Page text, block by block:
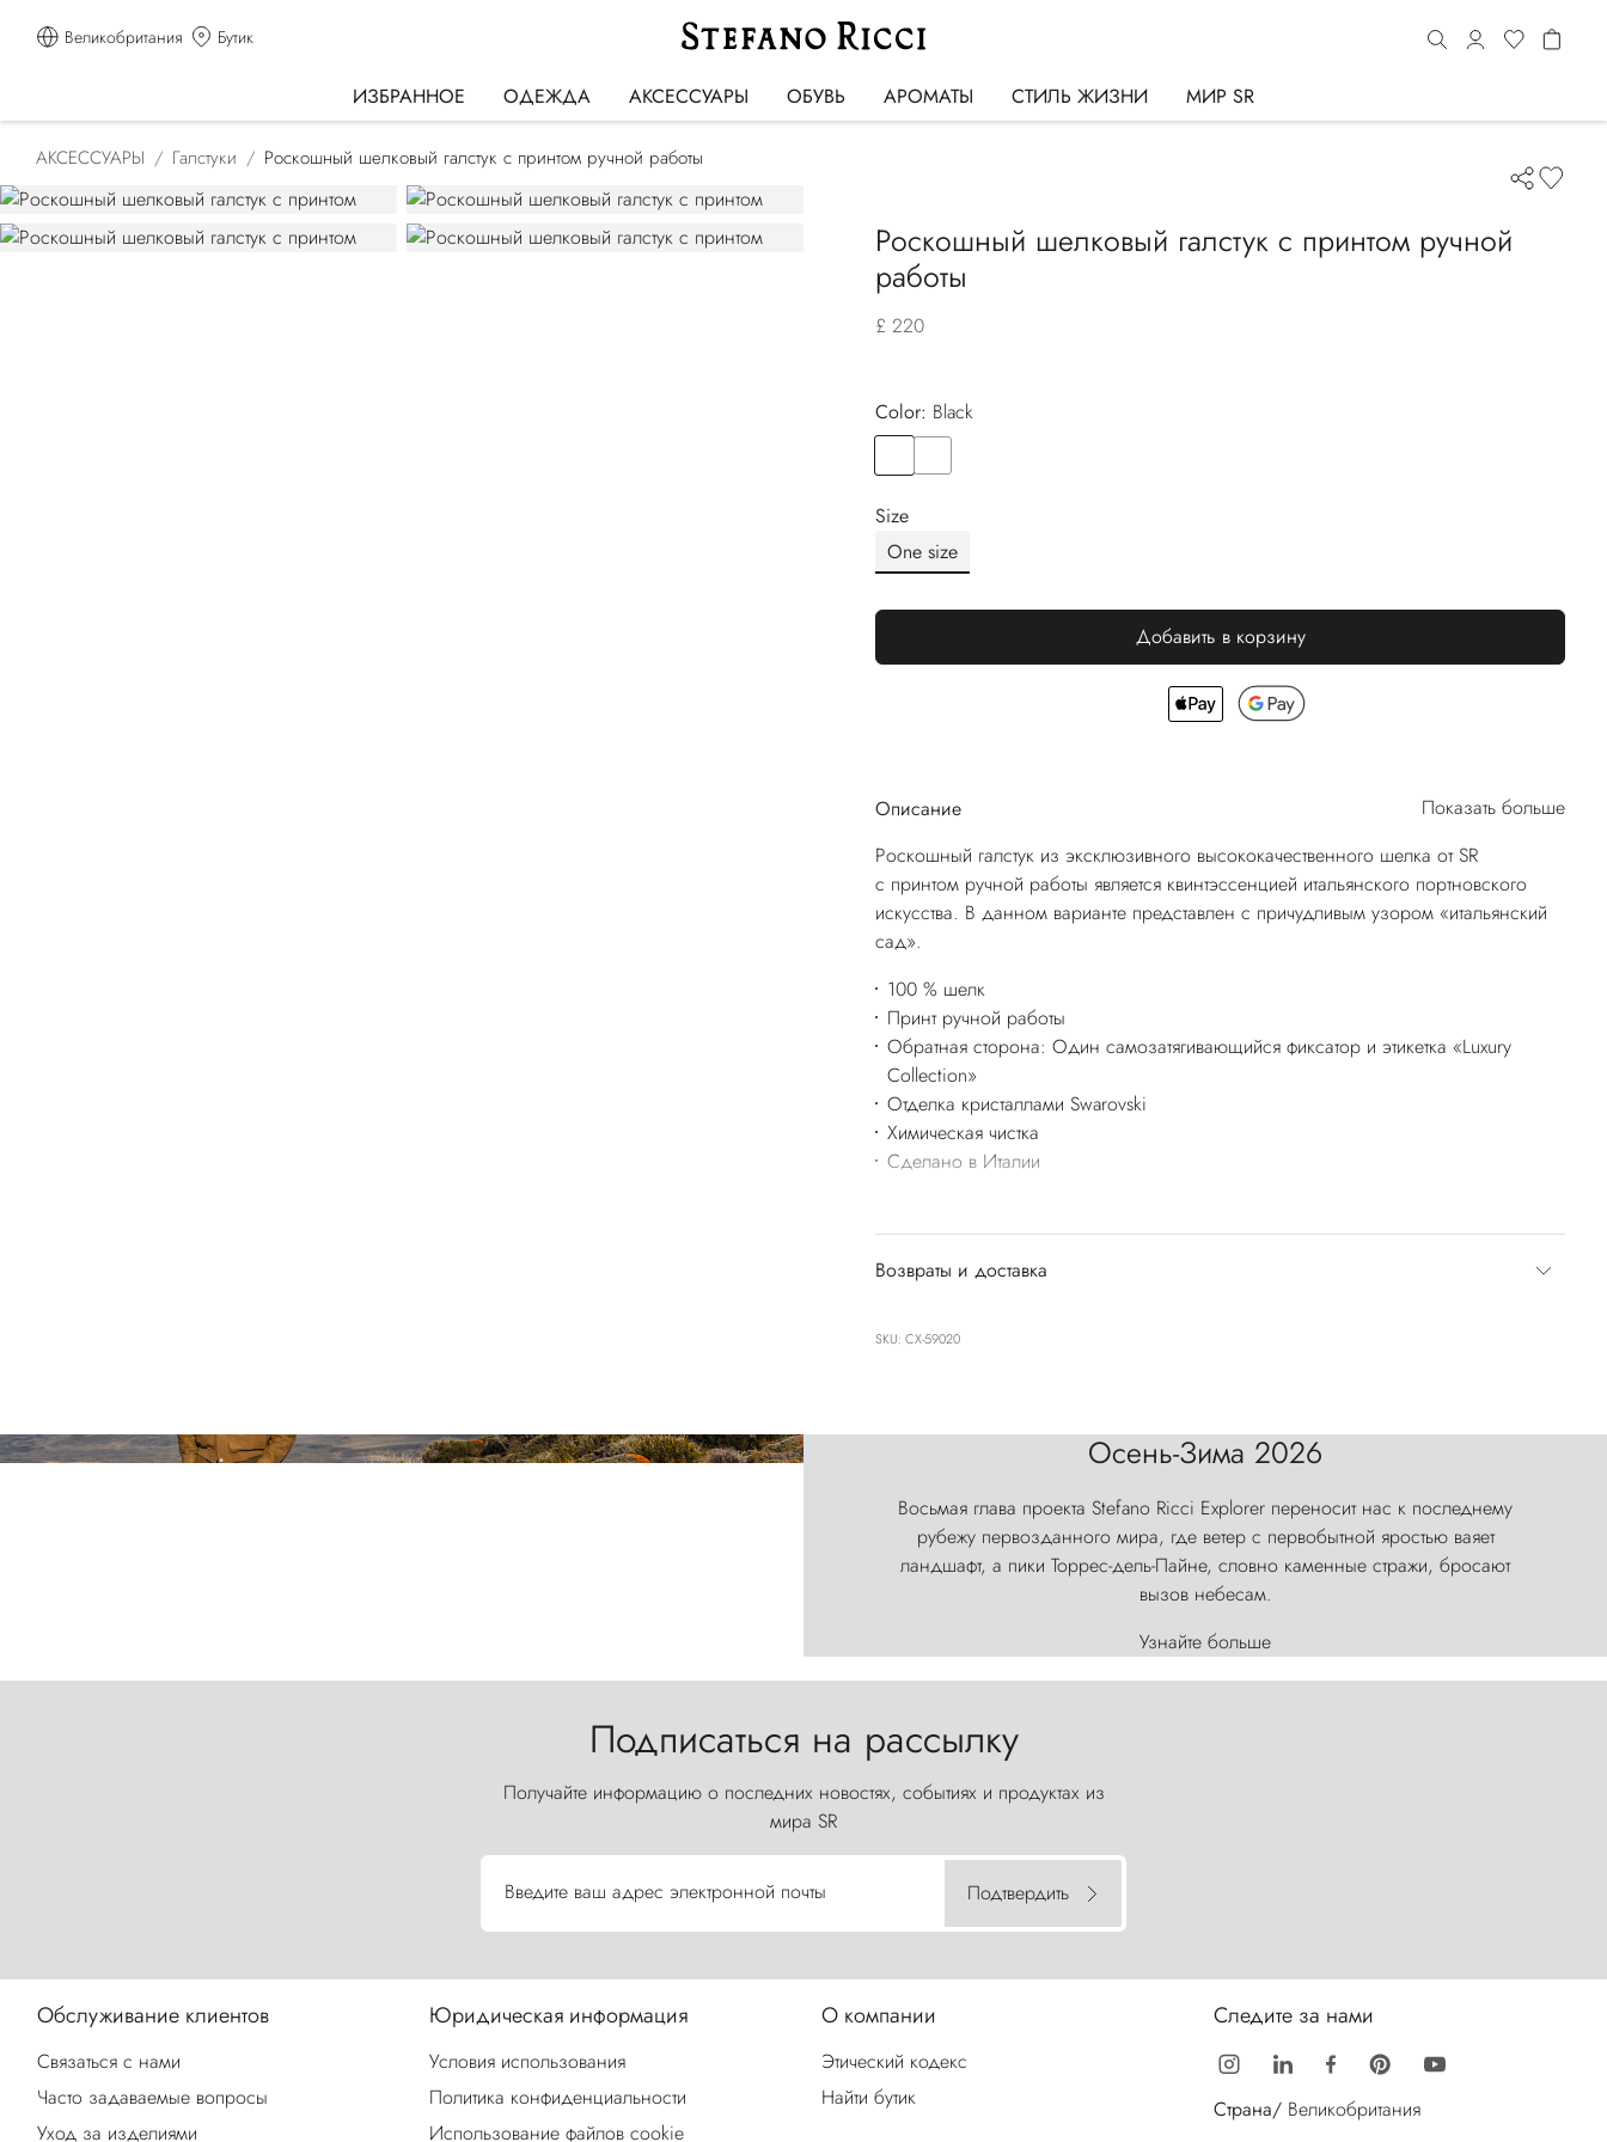
Великобритания Бутик
ИЗБРАННОЕ ОДЕЖДА АКСЕССУАРЫ ОБУВЬ АРОМАТЫ СТИЛЬ ЖИЗНИ МИР SR
АКСЕССУАРЫ Галстуки Роскошный шелковый галстук с принтом ручной работы
Роскошный шелковый галстук с принтом ручной
работы
£ 220
Color:
black
Size
One size
Добавить в корзину
Описание
Показать больше
Роскошный галстук из эксклюзивного высококачественного шелка от SR
с принтом ручной работы является квинтэссенцией итальянского портновского
искусства. В данном варианте представлен с причудливым узором «итальянский
сад».
100 % шелк
Принт ручной работы
Обратная сторона: Один самозатягивающийся фиксатор и этикетка «Luxury
Collection»
Отделка кристаллами Swarovski
Химическая чистка
Сделано в Италии
Возвраты и доставка
SKU: CX-59020
Осень-Зима 2026
Восьмая глава проекта Stefano Ricci Explorer переносит нас к последнему
рубежу первозданного мира, где ветер с первобытной яростью ваяет
ландшафт, а пики Торрес-дель-Пайне, словно каменные стражи, бросают
вызов небесам.
Узнайте больше
Подписаться на рассылку
Получайте информацию о последних новостях, событиях и продуктах из
мира SR
Введите ваш адрес электронной почты Подтвердить
Обслуживание клиентов
Связаться с нами
Часто задаваемые вопросы
Уход за изделиями
Юридическая информация
Условия использования
Политика конфиденциальности
Использование файлов cookie
О компании
Этический кодекс
Найти бутик
Следите за нами
Страна/ Великобритания